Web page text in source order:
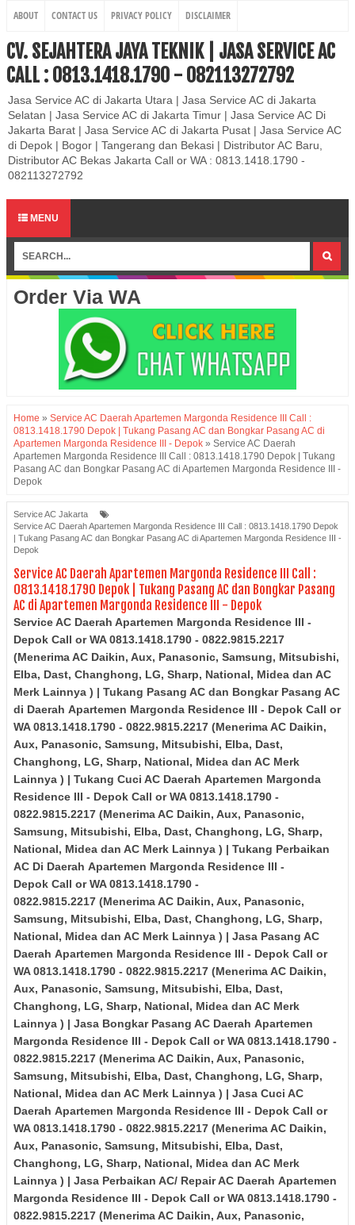
ABOUT CONTACT US PRIVACY POLICY DISCLAIMER
CV. SEJAHTERA JAYA TEKNIK | JASA SERVICE AC
CALL : 0813.1418.1790 - 082113272792
Jasa Service AC di Jakarta Utara | Jasa Service AC di Jakarta
Selatan | Jasa Service AC di Jakarta Timur | Jasa Service AC Di
Jakarta Barat | Jasa Service AC di Jakarta Pusat | Jasa Service AC
di Depok | Bogor | Tangerang dan Bekasi | Distributor AC Baru,
Distributor AC Bekas Jakarta Call or WA : 0813.1418.1790 -
082113272792
MENU
Order Via WA
Home » Service AC Daerah Apartemen Margonda Residence III Call :
0813.1418.1790 Depok | Tukang Pasang AC dan Bongkar Pasang AC di
Apartemen Margonda Residence III - Depok » Service AC Daerah
Apartemen Margonda Residence III Call : 0813.1418.1790 Depok | Tukang
Pasang AC dan Bongkar Pasang AC di Apartemen Margonda Residence III -
Depok
Service AC Jakarta
Service AC Daerah Apartemen Margonda Residence III Call : 0813.1418.1790 Depok
| Tukang Pasang AC dan Bongkar Pasang AC di Apartemen Margonda Residence III -
Depok
Service AC Daerah Apartemen Margonda Residence III Call :
0813.1418.1790 Depok | Tukang Pasang AC dan Bongkar Pasang
AC di Apartemen Margonda Residence III - Depok
Service AC Daerah Apartemen Margonda Residence III -
Depok Call or WA 0813.1418.1790 - 0822.9815.2217
(Menerima AC Daikin, Aux, Panasonic, Samsung, Mitsubishi,
Elba, Dast, Changhong, LG, Sharp, National, Midea dan AC
Merk Lainnya ) | Tukang Pasang AC dan Bongkar Pasang AC
di Daerah Apartemen Margonda Residence III - Depok Call or
WA 0813.1418.1790 - 0822.9815.2217 (Menerima AC Daikin,
Aux, Panasonic, Samsung, Mitsubishi, Elba, Dast,
Changhong, LG, Sharp, National, Midea dan AC Merk
Lainnya ) | Tukang Cuci AC Daerah Apartemen Margonda
Residence III - Depok Call or WA 0813.1418.1790 -
0822.9815.2217 (Menerima AC Daikin, Aux, Panasonic,
Samsung, Mitsubishi, Elba, Dast, Changhong, LG, Sharp,
National, Midea dan AC Merk Lainnya ) | Tukang Perbaikan
AC Di Daerah Apartemen Margonda Residence III -
Depok Call or WA 0813.1418.1790 -
0822.9815.2217 (Menerima AC Daikin, Aux, Panasonic,
Samsung, Mitsubishi, Elba, Dast, Changhong, LG, Sharp,
National, Midea dan AC Merk Lainnya ) | Jasa Pasang AC
Daerah Apartemen Margonda Residence III - Depok Call or
WA 0813.1418.1790 - 0822.9815.2217 (Menerima AC Daikin,
Aux, Panasonic, Samsung, Mitsubishi, Elba, Dast,
Changhong, LG, Sharp, National, Midea dan AC Merk
Lainnya ) | Jasa Bongkar Pasang AC Daerah Apartemen
Margonda Residence III - Depok Call or WA 0813.1418.1790 -
0822.9815.2217 (Menerima AC Daikin, Aux, Panasonic,
Samsung, Mitsubishi, Elba, Dast, Changhong, LG, Sharp,
National, Midea dan AC Merk Lainnya ) | Jasa Cuci AC
Daerah Apartemen Margonda Residence III - Depok Call or
WA 0813.1418.1790 - 0822.9815.2217 (Menerima AC Daikin,
Aux, Panasonic, Samsung, Mitsubishi, Elba, Dast,
Changhong, LG, Sharp, National, Midea dan AC Merk
Lainnya ) | Jasa Perbaikan AC/ Repair AC Daerah Apartemen
Margonda Residence III - Depok Call or WA 0813.1418.1790 -
0822.9815.2217 (Menerima AC Daikin, Aux, Panasonic,